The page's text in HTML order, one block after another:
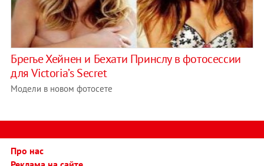
Брегье Хейнен и Бехати Принслу в фотосессии
для Victoria’s Secret
Модели в новом фотосете
Про нас